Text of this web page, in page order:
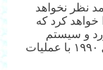
نظر نخواهد
خواهد کرد که
و سیستم
نظامی و دفاعی عراق را در سال ۱۹۹۰ با عملیات